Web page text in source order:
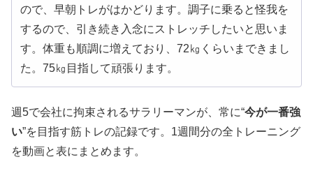
ので、早朝トレがはかどります。調子に乗ると怪我を
するので、引き続き入念にストレッチしたいと思いま
す。体重も順調に増えており、72㎏くらいまできまし
た。75㎏目指して頑張ります。
週5で会社に拘束されるサラリーマンが、常に“今が一番強
い”を目指す筋トレの記録です。1週間分の全トレーニング
を動画と表にまとめます。